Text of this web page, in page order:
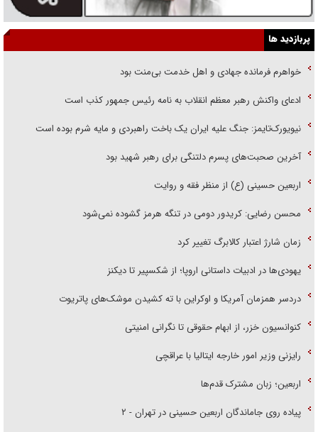
پربازدید ها
خواهرم فرمانده جهادی و اهل خدمت بی‌منت بود
ادعای واکنش رهبر معظم انقلاب به نامه رئیس جمهور کذب است
نیویورک‌تایمز: جنگ علیه ایران یک باخت راهبردی و مایه شرم بوده است
آخرین صحبت‌های پسرم دلتنگی برای رهبر شهید بود
اربعین حسینی (ع) از منظر فقه و روایت
محسن رضایی: کریدور دومی در تنگه هرمز گشوده نمی‌شود
زمان شارژ اعتبار کالابرگ تغییر کرد
یهودی‌ها در ادبیات داستانی اروپا؛ از شکسپیر تا دیکنز
دردسر همزمان آمریکا و اوکراین با ته کشیدن موشک‌های پاتریوت
کنوانسیون خزر، از ابهام حقوقی تا نگرانی امنیتی
رایزنی وزیر امور خارجه ایتالیا با عراقچی
اربعین؛ زبان مشترک قدم‌ها
پیاده روی جاماندگان اربعین حسینی در تهران - ۲